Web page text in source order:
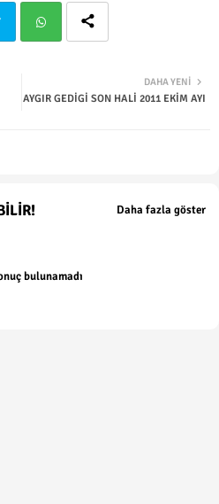
tsap
DAHA YENI
AYGIR GEDİGİ SON HALİ 2011 EKİM AYI
Daha fazla göster
bulunamadı